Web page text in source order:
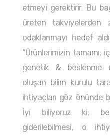
etmeyi gerektirir. Bu
üreten
odaklanmayı hedef
“Ürünlerimizin tamamı;
genetik & beslenme
oluşan bilim kurulu
ihtiyaçları göz önünde
İyi biliyoruz ki;
giderilebilmesi, o